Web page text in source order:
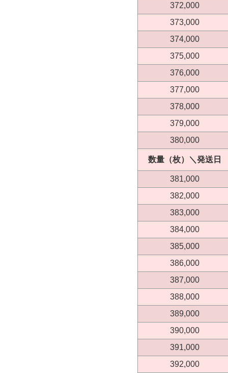
372,000
373,000
374,000
375,000
376,000
377,000
378,000
379,000
380,000
数量（枚）＼発送日
381,000
382,000
383,000
384,000
385,000
386,000
387,000
388,000
389,000
390,000
391,000
392,000